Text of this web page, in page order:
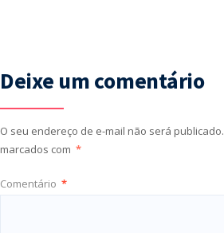
Deixe um comentário
O seu endereço de e-mail não será publicado.
marcados com *
Comentário *